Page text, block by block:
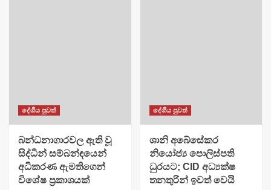
දේශීය පුවත්
බන්ධනාගාරවල ඇති වූ
සිද්ධීන් සම්බන්ඳයෙන්
අධිකරණ ඇමතිගෙන්
විශේෂ ප්‍රකාශයක්
දේශීය පුවත්
ශානි අබේසේකර
නියෝජ්‍ය පොලිස්පති
ධුරයට; CID අධ්‍යක්ෂ
තනතුරින් ඉවත් වෙයි